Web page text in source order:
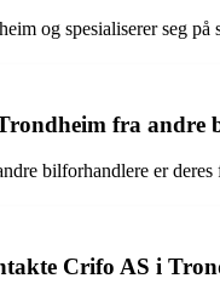
og spesialiserer seg
fra andre
bilforhandlere er
Crifo AS i